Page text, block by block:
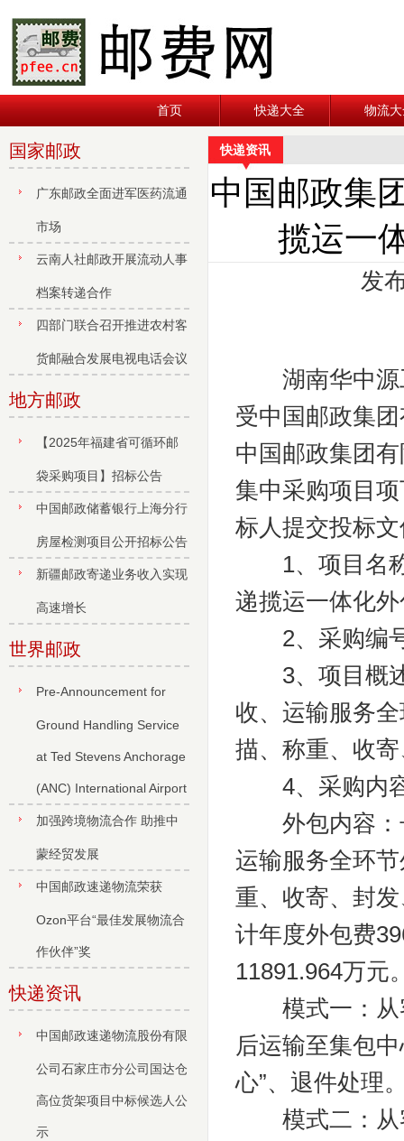
首页 快递大全 物流
国家邮政
广东邮政全面进军医药流通
市场
云南人社邮政开展流动人事
档案转递合作
四部门联合召开推进农村客
货邮融合发展电视电话会议
地方邮政
【2025年福建省可循环邮
袋采购项目】招标公告
中国邮政储蓄银行上海分行
房屋检测项目公开招标公告
新疆邮政寄递业务收入实现
高速增长
世界邮政
Pre-Announcement for
Ground Handling Service
at Ted Stevens Anchorage
(ANC) International Airport
加强跨境物流合作 助推中
蒙经贸发展
中国邮政速递物流荣获
Ozon平台“最佳发展物流合
作伙伴”奖
快递资讯
中国邮政速递物流股份有限
公司石家庄市分公司国达仓
高位货架项目中标候选人公
示
快递资讯
中国邮政集
揽运一
发
湖南华中源工
受中国邮政集
中国邮政集团
集中采购项目
标人提交投标
1、项目名称
递揽运一体化
2、采购编号
3、项目概述
收、运输服务
描、称重、收
4、采购内
外包内容：长
运输服务全环
重、收寄、封
计年度外包费
11891.964万元
模式一：从客
后运输至集包
心”、退件处理
模式二：从客